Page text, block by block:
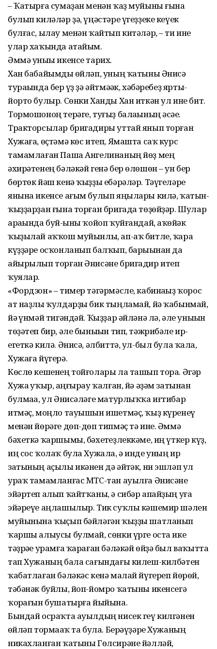
– Ҡатырға сумаҙан менән ҡаҙ муйыны ғына
булып киләләр ҙә, үңәстәре үгеҙҙеке кеүек
булғас, ылау менән ҡайтып китәләр, – ти ине
улар хаҡында атайым.
Әммә уныһы икенсе тарих.
Хан бабайымды һөйләп, уның ҡатыны Әнисә
тураһында бер һүҙ ҙә әйтмәһәк, хәбәребеҙ ярты-
йорто булыр. Сөнки Ханды Хан иткән ул ине бит.
Тормошоноң терәге, туғыҙ балаһының әсәһе.
Тракторсылар бригадиры уттай янып торған
Хужаға, өҫтәмә көс итеп, Ямашта саҡ курс
тамамлаған Паша Ангелинаның йөҙ мең
әхирәтенең бәләкәй генә бер өлөшөн – ун бер
бөртөк йәш кенә ҡыҙҙы ебәрәләр. Тәүгеләре
янына икенсе ағым булып яңылары килә, ҡатын-
ҡыҙҙарҙан ғына торған бригада төҙөйҙәр. Шулар
ара­һын­да буй-һыны ҡойоп ҡуйғандай, аҡһөйәк
ҡыҙылай аҡҡош муйынлы, ап-аҡ битле, ҡара
күҙҙәре осҡонланып балҡып, барыһынан да
айырылып тор­ған Әнисәне бригадир итеп
ҡуялар.
«Фордзон» – тимер тәгәрмәсле, ка­би­наһыҙ ҡорос
ат наҙлы ҡулдарҙы бик тыңламай, йә ҡабынмай,
йә һүнмәй ти­гәндәй. Ҡыҙҙар әйләнә лә, әле уны­һын
төҙәтеп бир, әле быныһын тип, тәж­ри­бәле ир-
егеткә килә. Әнисә, әл­биттә, ул-был була ҡалһа,
Хужаға йүгерә.
Көслө кешенең тойғолары ла та­шып тора. Әгәр
Хужа һуҡыр, һаңғы­рау ҡалған, йә әҙәм затынан
булмаһа, ул Әнисәләге матурлыҡҡа иғтибар
итмәҫ, моңло тауышын ишетмәҫ, ҡыҙ күренеү
менән йөрәге дөп-дөп типмәҫ тә ине. Әммә
бәхеткә ҡаршымы, бәхетһеҙлеккәме, иң үткер күҙ,
иң сос ҡолаҡ була Хужала, ә инде уның ир
затының аҫылы икәнен дә әйтһәк, ни эшләп ул
ураҡ тамамланғас МТС-тан ауылға Әнисәне
эйәртеп алып ҡайтҡа­ны, ә сибәр апайҙың уға
эйәреүе аңла­шылыр. Тик суҡлы кәшемир шәлен
муйынына ҡыҫып бәйләгән ҡыҙҙы шатланып
ҡаршы алыусы булмай, сөнки үрге оста ике
тәҙрәһе урамға ҡараған бәләкәй өйҙә был ваҡытта
тап Хужаның бала сағындағы килеш-кил­бә­тен
ҡабатла­ған бәләкәс кенә малай йүгереп йөрөй,
тәбәнәк буйлы, йоп-йом­ро ҡатыны икенсегә
ҡорһағын бу­ша­­тырға йыйына.
Бындай осраҡта ауылдың нисек геү килгәнен
һөйләп тормаһаҡ та була. Берәүҙәре Хужаның
никахланған ҡатыны Гөлсирәне йәлләй,